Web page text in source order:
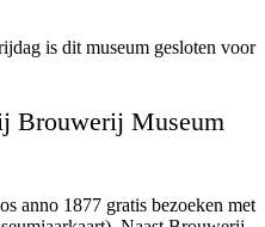
is dit museum gesloten voor
Brouwerij Museum
anno 1877 gratis bezoeken met